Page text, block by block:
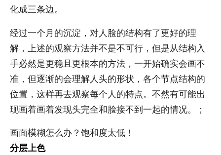
化成三条边。
经过一个月的沉淀，对人脸的结构有了更好的理
解，上述的观察方法并不是不可行，但是从结构入
手必然是更稳且更根本的方法，一开始确实会画不
准，但逐渐的会理解人头的形状，各个节点结构的
位置，这样再去观察每个人的特点。不然有可能出
现画着画着发现头完全和脸接不到一起的情况。；
画面模糊怎么办？饱和度太低！
分层上色